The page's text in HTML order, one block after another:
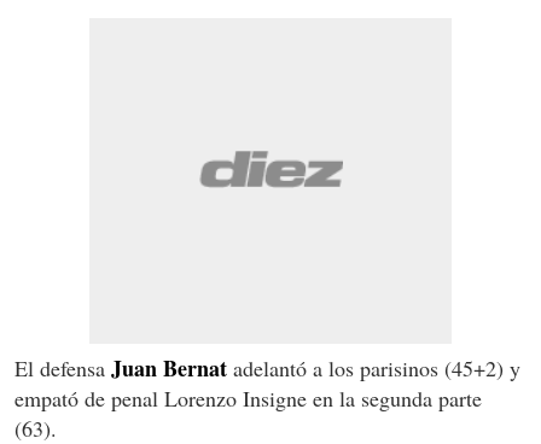
El defensa Juan Bernat adelantó a los parisinos (45+2) y
empató de penal Lorenzo Insigne en la segunda parte
(63).